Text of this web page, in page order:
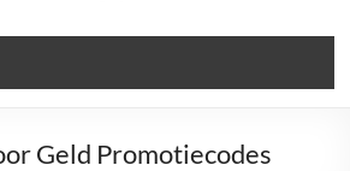
Geld Promotiecodes